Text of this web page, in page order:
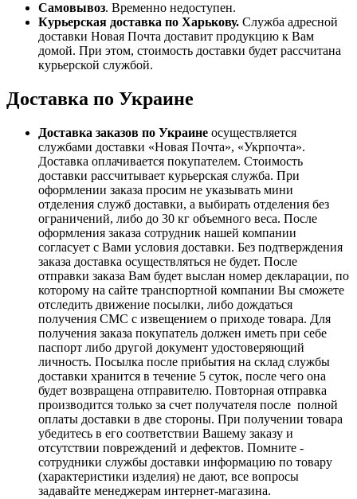
Самовывоз. Временно недоступен.
Курьерская доставка по Харькову. Служба адресной
доставки Новая Почта доставит продукцию к Вам
домой. При этом, стоимость доставки будет рассчитана
курьерской службой.
Доставка по Украине
Доставка заказов по Украине осуществляется
службами доставки «Новая Почта», «Укрпочта».
Доставка оплачивается покупателем. Стоимость
доставки рассчитывает курьерская служба. При
оформлении заказа просим не указывать мини
отделения служб доставки, а выбирать отделения без
ограничений, либо до 30 кг объемного веса. После
оформления заказа сотрудник нашей компании
согласует с Вами условия доставки. Без подтверждения
заказа доставка осуществляться не будет. После
отправки заказа Вам будет выслан номер декларации, по
которому на сайте транспортной компании Вы сможете
отследить движение посылки, либо дождаться
получения СМС с извещением о приходе товара. Для
получения заказа покупатель должен иметь при себе
паспорт либо другой документ удостоверяющий
личность. Посылка после прибытия на склад службы
доставки хранится в течение 5 суток, после чего она
будет возвращена отправителю. Повторная отправка
производится только за счет получателя после полной
оплаты доставки в две стороны. При получении товара
убедитесь в его соответствии Вашему заказу и
отсутствии повреждений и дефектов. Помните -
сотрудники службы доставки информацию по товару
(характеристики изделия) не дают, все вопросы
задавайте менеджерам интернет-магазина.